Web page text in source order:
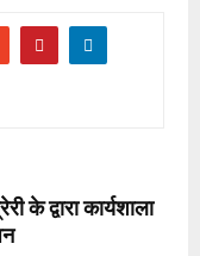
के द्वारा कार्यशाला